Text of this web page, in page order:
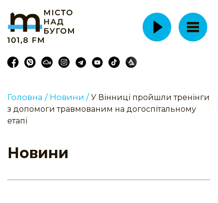
Головна / Новини / У Вінниці пройшли тренінги
з допомоги травмованим на догоспітальному
етапі
Новини